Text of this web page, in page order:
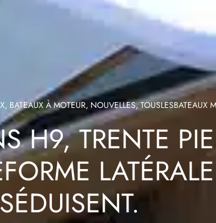
, BATEAUX À MOTEUR, NOUVELLES,TOUSLESBATEAUX
H9, TRENTE
SÉDUISENT.